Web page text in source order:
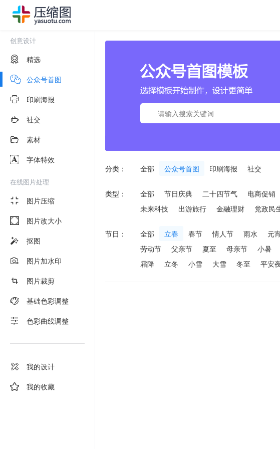
创意设计
精选
公众号首图
印刷海报
社交
素材
字体特效
在线图片处理
图片压缩
图片改大小
抠图
图片加水印
图片裁剪
基础色彩调整
色彩曲线调整
我的设计
我的收藏
分类： 全部 公众号首图 印刷海报 社交
类型： 全部 节日庆典 二十四节气 电商促销
未来科技
出游旅行 金融理财 党政民
节日： 全部 立春 春节 情人节 雨水 元
劳动节
父亲节 夏至 母亲节 小暑
霜降
立冬 小雪 大雪 冬至 平安